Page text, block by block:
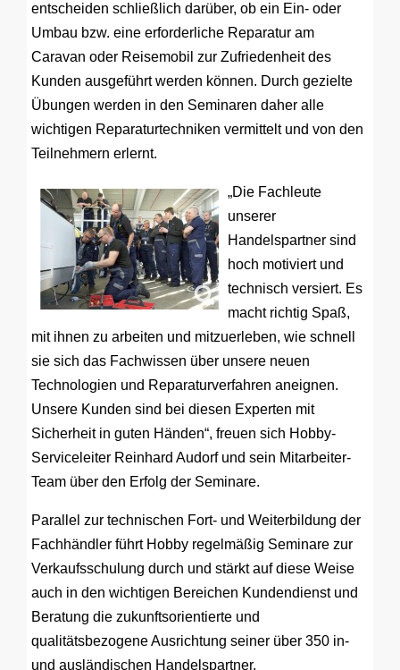
entscheiden schließlich darüber, ob ein Ein- oder
Umbau bzw. eine erforderliche Reparatur am
Caravan oder Reisemobil zur Zufriedenheit des
Kunden ausgeführt werden können. Durch gezielte
Übungen werden in den Seminaren daher alle
wichtigen Reparaturtechniken vermittelt und von den
Teilnehmern erlernt.
„Die Fachleute
unserer
Handelspartner sind
hoch motiviert und
technisch versiert. Es
macht richtig Spaß,
mit ihnen zu arbeiten und mitzuerleben, wie schnell
sie sich das Fachwissen über unsere neuen
Technologien und Reparaturverfahren aneignen.
Unsere Kunden sind bei diesen Experten mit
Sicherheit in guten Händen“, freuen sich Hobby-
Serviceleiter Reinhard Audorf und sein Mitarbeiter-
Team über den Erfolg der Seminare.
Parallel zur technischen Fort- und Weiterbildung der
Fachhändler führt Hobby regelmäßig Seminare zur
Verkaufsschulung durch und stärkt auf diese Weise
auch in den wichtigen Bereichen Kundendienst und
Beratung die zukunftsorientierte und
qualitätsbezogene Ausrichtung seiner über 350 in-
und ausländischen Handelspartner.